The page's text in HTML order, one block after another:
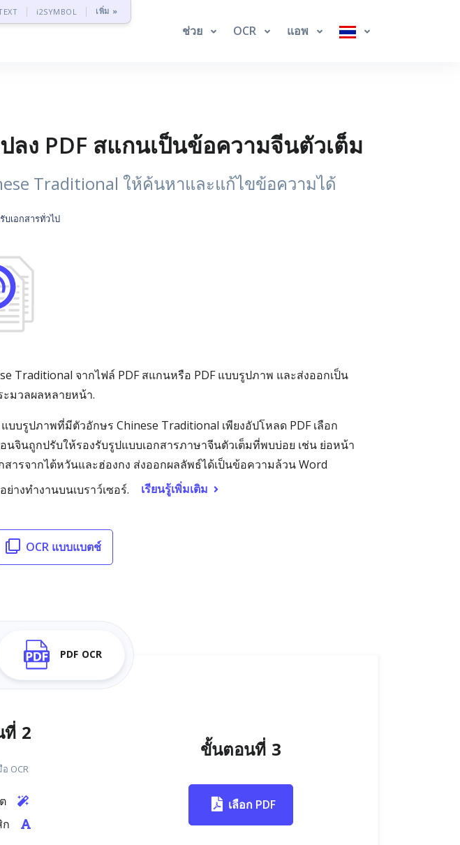
i2SYMBOL เพิ่ม »
ช่วย OCR แอพ
ลง PDF สแกนเป็นข้อความจีนตัวเต็ม
Traditional ให้ค้นหาและแก้ไขข้อความได้
บเอกสารทั่วไป
Traditional จากไฟล์ PDF สแกนหรือ PDF แบบรูปภาพ และส่งออกเป็น
มวลผลหลายหน้า.
บบรูปภาพที่มีตัวอักษร Chinese Traditional เพียงอัปโหลด PDF เลือก
นจินถูกปรับให้รองรับรูปแบบเอกสารภาษาจีนตัวเต็มที่พบบ่อย เช่น ย่อหน้า
ารจากไต้หวันและฮ่องกง ส่งออกผลลัพธ์ได้เป็นข้อความล้วน Word
างทำงานบนเบราว์เซอร์.
เรียนรู้เพิ่มเติม
OCR แบบแบตช์
PDF OCR
2
OCR
ก
ขั้นตอนที่ 3
เลือก PDF